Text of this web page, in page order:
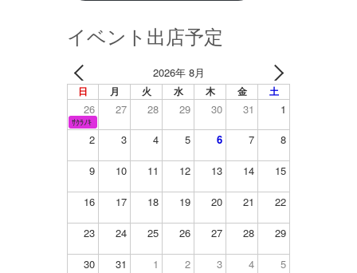
イベント出店予定
2026年 8月
日 月 火 水 木 金 土
26 27 28 29 30 31 1
ｻｸﾗﾉｷ
2 3 4 5 6 7 8
9 10 11 12 13 14 15
16 17 18 19 20 21 22
23 24 25 26 27 28 29
30 31 1 2 3 4 5